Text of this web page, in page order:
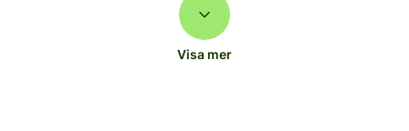
Visa mer